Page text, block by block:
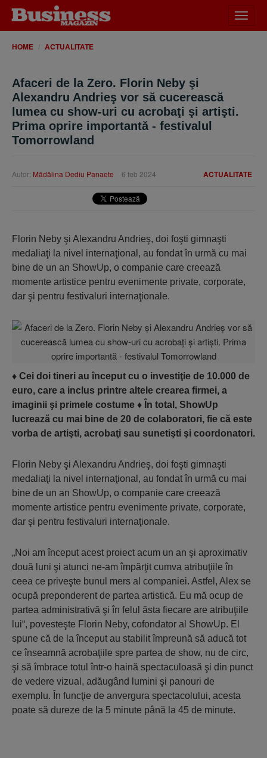
meniu
HOME ACTUALITATE
Afaceri de la Zero. Florin Neby şi
Alexandru Andrieş vor să cucerească
lumea cu show-uri cu acrobaţi şi artişti.
Prima oprire importantă - festivalul
Tomorrowland
ACTUALITATE
Autor: Mădălina Dediu Panaete 6 feb 2024
Florin Neby şi Alexandru Andrieş, doi foşti gimnaşti
medaliaţi la nivel internaţional, au fondat în urmă cu mai
bine de un an ShowUp, o companie care creează
momente artistice pentru evenimente private, corporate,
dar şi pentru festivaluri internaţionale.
♦ Cei doi tineri au început cu o investiţie de 10.000 de
euro, care a inclus printre altele crearea firmei, a
imaginii şi primele costume ♦ În total, ShowUp
lucrează cu mai bine de 20 de colaboratori, fie că este
vorba de artişti, acrobaţi sau sunetişti şi coordonatori.
Florin Neby şi Alexandru Andrieş, doi foşti gimnaşti
medaliaţi la nivel internaţional, au fondat în urmă cu mai
bine de un an ShowUp, o companie care creează
momente artistice pentru evenimente private, corporate,
dar şi pentru festivaluri internaţionale.
„Noi am început acest proiect acum un an şi aproximativ
două luni şi atunci ne-am împărţit cumva atribuţiile în
ceea ce priveşte bunul mers al companiei. Astfel, Alex se
ocupă preponderent de partea artistică. Eu mă ocup de
partea administrativă şi în felul ăsta fiecare are atribuţiile
lui“, povesteşte Florin Neby, cofondator al ShowUp. El
spune că de la început au stabilit împreună să aducă tot
ce înseamnă acrobaţiile spre partea de show, nu de circ,
şi să îmbrace totul într-o haină spectaculoasă şi din punct
de vedere vizual, adăugând lumini şi panouri de
exemplu. În funcţie de anvergura spectacolului, acesta
poate să dureze de la 5 minute până la 45 de minute.